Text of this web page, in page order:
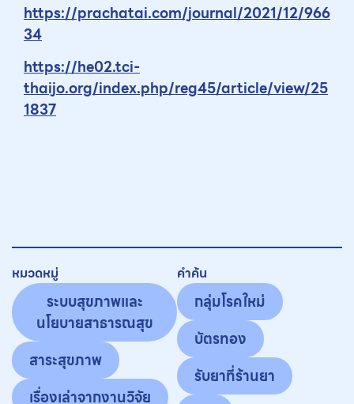
https://prachatai.com/journal/2021/12/966
34
https://he02.tci-
thaijo.org/index.php/reg45/article/view/25
1837
หมวดหมู่
ระบบสุขภาพและ
นโยบายสาธารณสุข
สาระสุขภาพ
เรื่องเล่าจากงานวิจัย
คำค้น
กลุ่มโรคใหม่
บัตรทอง
รับยาที่ร้านยา